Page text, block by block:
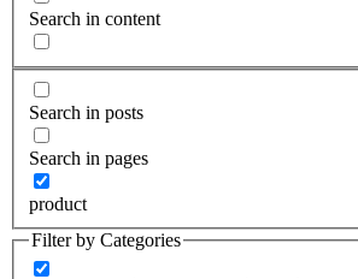
Search in content
Search in posts
Search in pages
product
Filter by Categories